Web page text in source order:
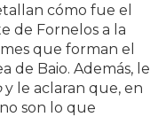
cómo fue el
de Fornelos a la
que forman el
de Baio. Además, le
y le aclaran que, en
son lo que